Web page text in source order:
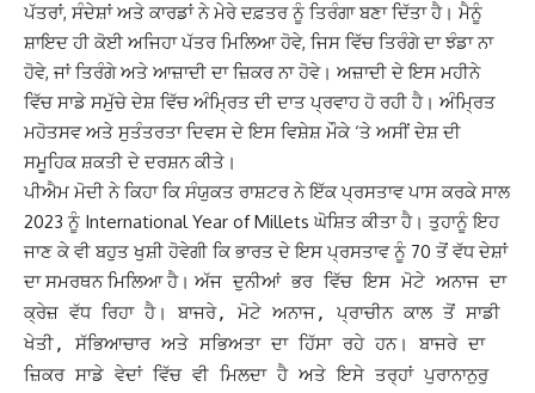
ਪੱਤਰਾਂ, ਸੰਦੇਸ਼ਾਂ ਅਤੇ ਕਾਰਡਾਂ ਨੇ ਮੇਰੇ ਦਫ਼ਤਰ ਨੂੰ ਤਿਰੰਗਾ ਬਣਾ ਦਿੱਤਾ ਹੈ। ਮੈਨੂੰ
ਸ਼ਾਇਦ ਹੀ ਕੋਈ ਅਜਿਹਾ ਪੱਤਰ ਮਿਲਿਆ ਹੋਵੇ, ਜਿਸ ਵਿੱਚ ਤਿਰੰਗੇ ਦਾ ਝੰਡਾ ਨਾ
ਹੋਵੇ, ਜਾਂ ਤਿਰੰਗੇ ਅਤੇ ਆਜ਼ਾਦੀ ਦਾ ਜ਼ਿਕਰ ਨਾ ਹੋਵੇ। ਅਜ਼ਾਦੀ ਦੇ ਇਸ ਮਹੀਨੇ
ਵਿੱਚ ਸਾਡੇ ਸਮੁੱਚੇ ਦੇਸ਼ ਵਿੱਚ ਅੰਮ੍ਰਿਤ ਦੀ ਦਾਤ ਪ੍ਰਵਾਹ ਹੋ ਰਹੀ ਹੈ। ਅੰਮ੍ਰਿਤ
ਮਹੋਤਸਵ ਅਤੇ ਸੁਤੰਤਰਤਾ ਦਿਵਸ ਦੇ ਇਸ ਵਿਸ਼ੇਸ਼ ਮੌਕੇ ‘ਤੇ ਅਸੀਂ ਦੇਸ਼ ਦੀ
ਸਮੂਹਿਕ ਸ਼ਕਤੀ ਦੇ ਦਰਸ਼ਨ ਕੀਤੇ।
ਪੀਐਮ ਮੋਦੀ ਨੇ ਕਿਹਾ ਕਿ ਸੰਯੁਕਤ ਰਾਸ਼ਟਰ ਨੇ ਇੱਕ ਪ੍ਰਸਤਾਵ ਪਾਸ ਕਰਕੇ ਸਾਲ
2023 ਨੂੰ International Year of Millets ਘੋਸ਼ਿਤ ਕੀਤਾ ਹੈ। ਤੁਹਾਨੂੰ ਇਹ
ਜਾਣ ਕੇ ਵੀ ਬਹੁਤ ਖੁਸ਼ੀ ਹੋਵੇਗੀ ਕਿ ਭਾਰਤ ਦੇ ਇਸ ਪ੍ਰਸਤਾਵ ਨੂੰ 70 ਤੋਂ ਵੱਧ ਦੇਸ਼ਾਂ
ਦਾ ਸਮਰਥਨ ਮਿਲਿਆ ਹੈ। ਅੱਜ ਦੁਨੀਆਂ ਭਰ ਵਿੱਚ ਇਸ ਮੋਟੇ ਅਨਾਜ ਦਾ
ਕ੍ਰੇਜ਼ ਵੱਧ ਰਿਹਾ ਹੈ। ਬਾਜਰੇ, ਮੋਟੇ ਅਨਾਜ, ਪ੍ਰਾਚੀਨ ਕਾਲ ਤੋਂ ਸਾਡੀ
ਖੇਤੀ, ਸੱਭਿਆਚਾਰ ਅਤੇ ਸਭਿਅਤਾ ਦਾ ਹਿੱਸਾ ਰਹੇ ਹਨ। ਬਾਜਰੇ ਦਾ
ਜ਼ਿਕਰ ਸਾਡੇ ਵੇਦਾਂ ਵਿੱਚ ਵੀ ਮਿਲਦਾ ਹੈ ਅਤੇ ਇਸੇ ਤਰ੍ਹਾਂ ਪੁਰਾਨਾਨੁਰੁ